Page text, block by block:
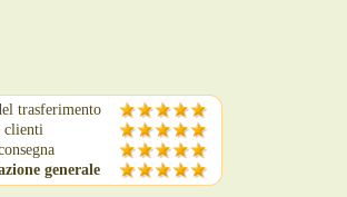
trasferimento
clienti
generale